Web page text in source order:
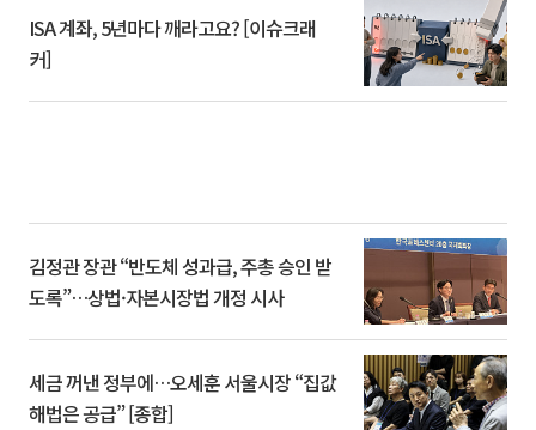
ISA 계좌, 5년마다 깨라고요? [이슈크래
커]
김정관 장관 “반도체 성과급, 주총 승인 받
도록”…상법·자본시장법 개정 시사
세금 꺼낸 정부에…오세훈 서울시장 “집값
해법은 공급” [종합]